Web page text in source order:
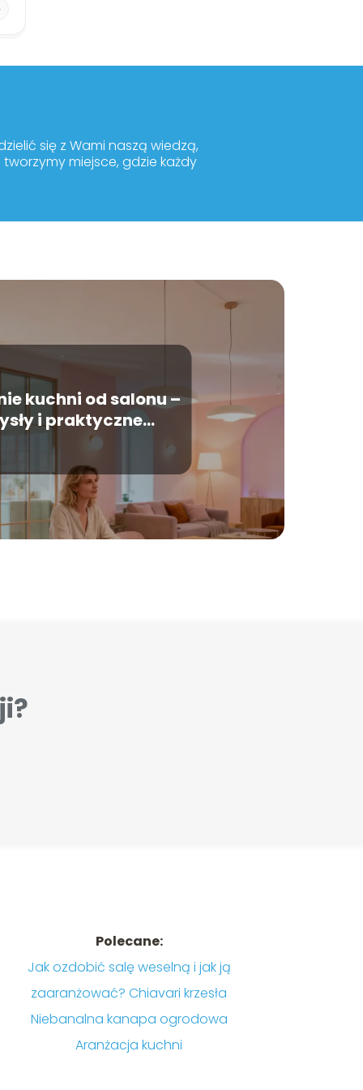
się z Wami naszą wiedzą,
miejsce, gdzie każdy
kuchni od salonu –
i praktyczne
rozwiązania
Polecane:
Jak ozdobić salę weselną i jak ją
zaaranżować? Chiavari krzesła
Niebanalna kanapa ogrodowa
Aranżacja kuchni